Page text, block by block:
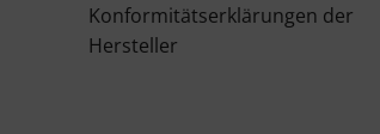
Konformitätserklärungen der
Hersteller